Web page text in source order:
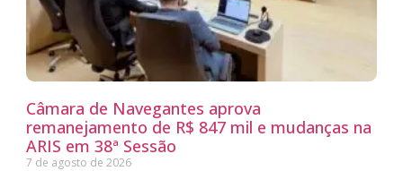
Câmara de Navegantes aprova
remanejamento de R$ 847 mil e mudanças na
ARIS em 38ª Sessão
7 de agosto de 2026